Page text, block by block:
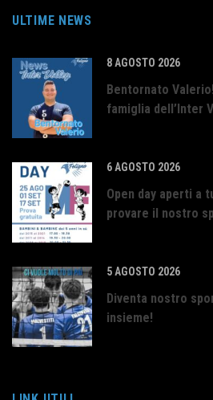
ULTIME NEWS
8 AGOSTO 2026
Bentornato
famiglia dell’Inter
6 AGOSTO 2026
Open day aperti a
provare il nostro
5 AGOSTO 2026
Diventa nostro
insieme!